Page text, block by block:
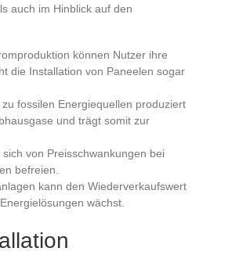
auch im Hinblick auf den
können Nutzer ihre
die Installation von Paneelen sogar
fossilen Energiequellen produziert
und trägt somit zur
von Preisschwankungen bei
befreien.
kann den Wiederverkaufswert
wächst.